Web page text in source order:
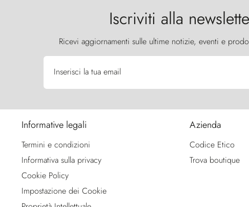
Iscriviti alla
Ricevi aggiornamenti sulle ultime notizie, eventi e
Inserisci la tua email
Informative legali
Termini e condizioni
Informativa sulla privacy
Cookie Policy
Impostazione dei Cookie
Azienda
Codice Etico
Trova boutique